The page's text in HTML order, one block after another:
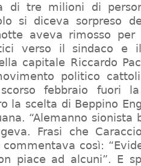
di tre milioni di
si diceva sorpreso
aveva rimosso
verso il sindaco e
capitale Riccardo
politico
febbraio fuori
la scelta di Beppino
“Alemanno sionista
Frasi che
così:
piace ad alcuni”. E